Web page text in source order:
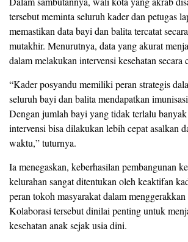
tersebut meminta seluruh kader dan petugas
memastikan data bayi dan balita tercatat
mutakhir. Menurutnya, data yang akurat
dalam melakukan intervensi kesehatan secara
“Kader posyandu memiliki peran strategis
seluruh bayi dan balita mendapatkan
Dengan jumlah bayi yang tidak terlalu
intervensi bisa dilakukan lebih cepat asalkan
waktu,” tuturnya.
Ia menegaskan, keberhasilan pembangunan
kelurahan sangat ditentukan oleh keaktifan
peran tokoh masyarakat dalam
Kolaborasi tersebut dinilai penting untuk
kesehatan anak sejak usia dini.